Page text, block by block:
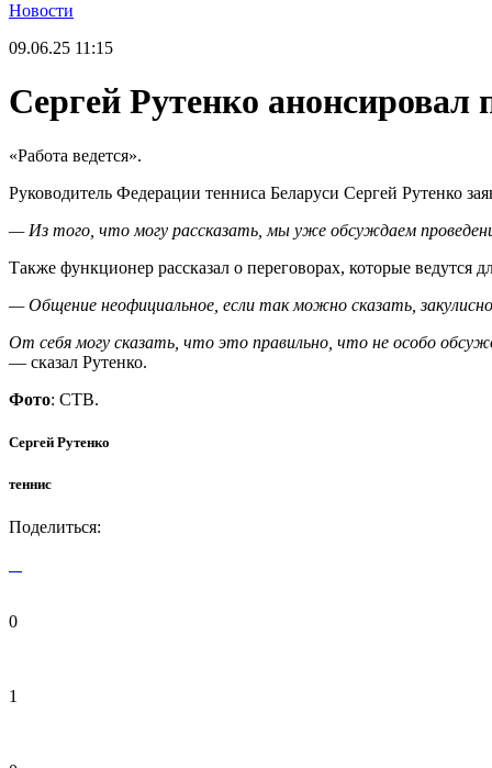
Новости
09.06.25 11:15
Сергей Рутенко анонсировал
«Работа ведется».
Руководитель Федерации тенниса Беларуси Сергей Рутенко
— Из того, что могу рассказать, мы уже обсуждаем
Также функционер рассказал о переговорах, которые
— Общение неофициальное, если так можно сказать,
От себя могу сказать, что это правильно, что не особо
— сказал Рутенко.
Фото: СТВ.
Сергей Рутенко
теннис
Поделиться:
0
1